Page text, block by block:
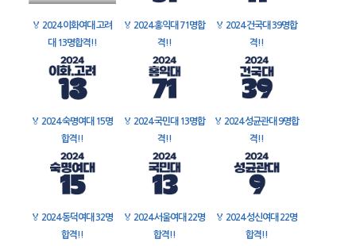
🏅 2024 이화여대 고려
대 13명합격!!
🏅 2024 홍익대 71명합
격!!
🏅 2024 건국대 39명합
격!!
🏅 2024 숙명여대 15명
합격!!
🏅 2024 국민대 13명합
격!!
🏅 2024 성균관대 9명합
격!!
🏅 2024 동덕여대 32명
합격!!
🏅 2024 서울여대 22명
합격!!
🏅 2024 성신여대 22명
합격!!